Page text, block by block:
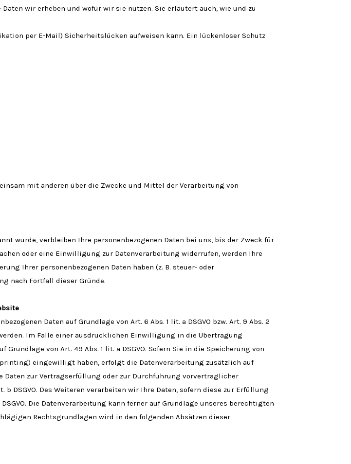
wir erheben und wofür wir sie nutzen. Sie erläutert auch, wie und zu
per E-Mail) Sicherheitslücken aufweisen kann. Ein lückenloser Schutz
mit anderen über die Zwecke und Mittel der Verarbeitung von
wurde, verbleiben Ihre personenbezogenen Daten bei uns, bis der Zweck für
oder eine Einwilligung zur Datenverarbeitung widerrufen, werden Ihre
Ihrer personenbezogenen Daten haben (z. B. steuer- oder
nach Fortfall dieser Gründe.
Daten auf Grundlage von Art. 6 Abs. 1 lit. a DSGVO bzw. Art. 9 Abs. 2
werden. Im Falle einer ausdrücklichen Einwilligung in die Übertragung
von Art. 49 Abs. 1 lit. a DSGVO. Sofern Sie in die Speicherung von
eingewilligt haben, erfolgt die Datenverarbeitung zusätzlich auf
Daten zur Vertragserfüllung oder zur Durchführung vorvertraglicher
DSGVO. Des Weiteren verarbeiten wir Ihre Daten, sofern diese zur Erfüllung
Die Datenverarbeitung kann ferner auf Grundlage unseres berechtigten
Rechtsgrundlagen wird in den folgenden Absätzen dieser